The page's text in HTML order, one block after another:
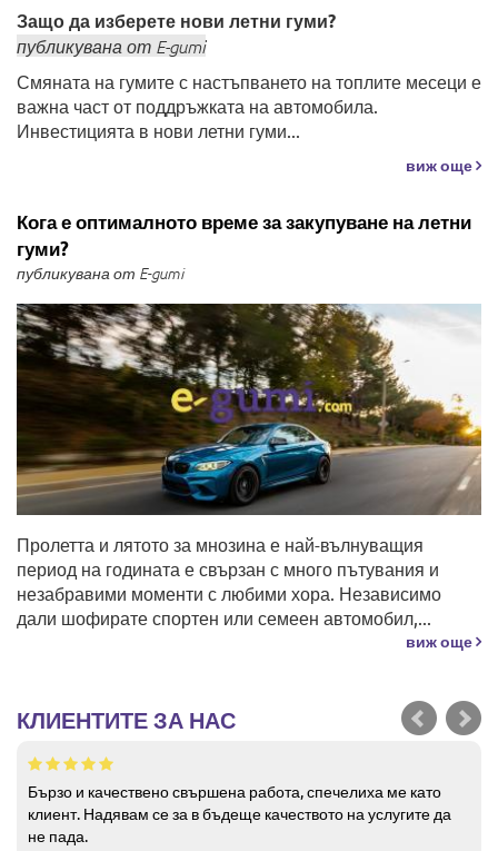
Защо да изберете нови летни гуми?
публикувана от E-gumi
Смяната на гумите с настъпването на топлите месеци е
важна част от поддръжката на автомобила.
Инвестицията в нови летни гуми...
виж още
Кога е оптималното време за закупуване на летни
гуми?
публикувана от E-gumi
Пролетта и лятото за мнозина е най-вълнуващия
период на годината е свързан с много пътувания и
незабравими моменти с любими хора. Независимо
дали шофирате спортен или семеен автомобил,...
виж още
КЛИЕНТИТЕ ЗА НАС
Бързо и качествено свършена работа, спечелиха ме като
клиент. Надявам се за в бъдеще качеството на услугите да
не пада.